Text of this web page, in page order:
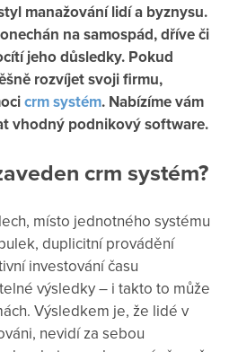
manažování lidí a byznysu.
na samospád, dříve či
jeho důsledky. Pokud
rozvíjet svoji firmu,
crm systém. Nabízíme vám
vhodný podnikový software.
crm systém?
místo jednotného systému
duplicitní provádění
investování času
výsledky – i takto to může
Výsledkem je, že lidé v
nevidí za sebou